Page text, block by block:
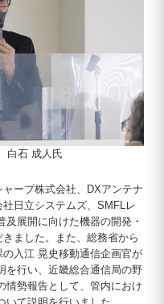
白石 成人氏
ープ株式会社、DXアンテナ
日立システムズ、SMFLレ
展開に向けた機器の開発・
ました。また、総務省から
入江 晃史移動通信企画官が
を行い、近畿総合通信局の野
情勢報告として、管内におけ